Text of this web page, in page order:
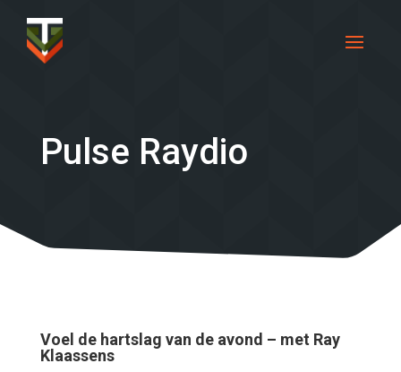
Pulse Raydio
Voel de hartslag van de avond – met Ray
Klaassens